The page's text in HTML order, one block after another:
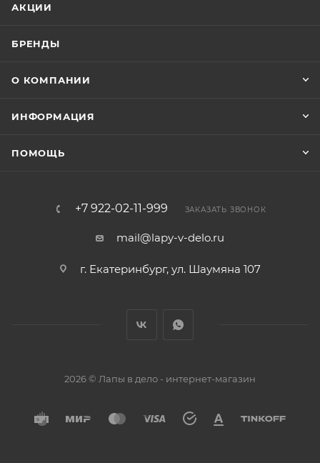
АКЦИИ
БРЕНДЫ
О КОМПАНИИ
ИНФОРМАЦИЯ
ПОМОЩЬ
+7 922-02-11-999 ЗАКАЗАТЬ ЗВОНОК
mail@lapy-v-delo.ru
г. Екатеринбург, ул. Шаумяна 107
2026 © Лапы в дело - интернет-магазин